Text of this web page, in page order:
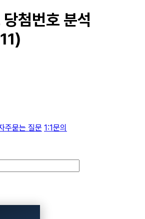
첨번호 분석
주묻는 질문 1:1문의